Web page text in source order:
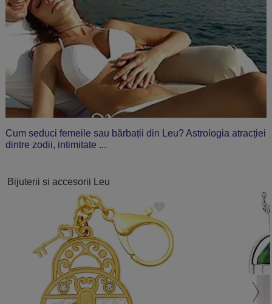
Cum seduci femeile sau bărbații din Leu? Astrologia atracției
dintre zodii, intimitate ...
Bijuterii si accesorii Leu